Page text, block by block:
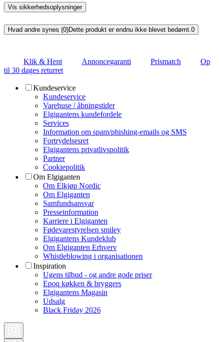
Vis sikkerhedsoplysninger
Hvad andre synes (0)Dette produkt er endnu ikke blevet bedømt.0
Klik & Hent Annoncegaranti Prismatch
Op
til 30 dages returret
Kundeservice
Kundeservice
Varehuse / åbningstider
Elgigantens kundefordele
Services
Information om spam/phishing-emails og SMS
Fortrydelsesret
Elgigantens privatlivspolitik
Partner
Cookiepolitik
Om Elgiganten
Om Elkjøp Nordic
Om Elgiganten
Samfundsansvar
Presseinformation
Karriere i Elgiganten
Fødevarestyrelsen smiley
Elgigantens Kundeklub
Om Elgiganten Erhverv
Whistleblowing i organisationen
Inspiration
Ugens tilbud - og andre gode priser
Epoq køkken & bryggers
Elgigantens Magasin
Udsalg
Black Friday 2026